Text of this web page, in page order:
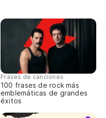
Frases de canciones
100 frases de rock más
emblemáticas de grandes
éxitos